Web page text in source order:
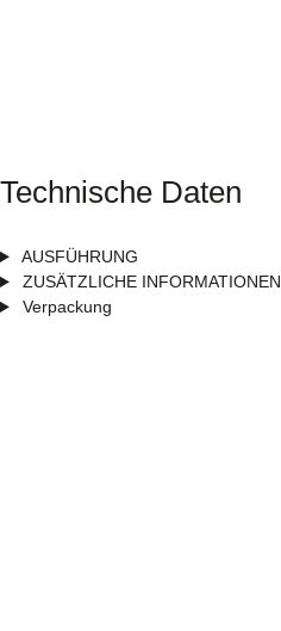
Technische Daten
AUSFÜHRUNG
ZUSÄTZLICHE INFORMATIONEN
Verpackung